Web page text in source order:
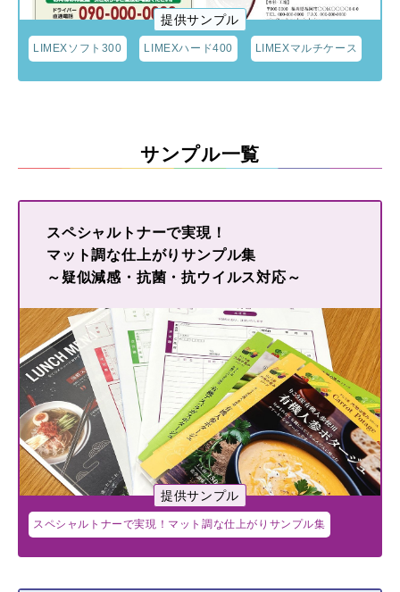
提供サンプル
LIMEXソフト300 LIMEXハード400 LIMEXマルチケース
サンプル一覧
スペシャルトナーで実現！
マット調な仕上がりサンプル集
～疑似減感・抗菌・抗ウイルス対応～
提供サンプル
スペシャルトナーで実現！マット調な仕上がりサンプル集